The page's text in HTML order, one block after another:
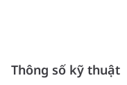
Thông số kỹ thuật